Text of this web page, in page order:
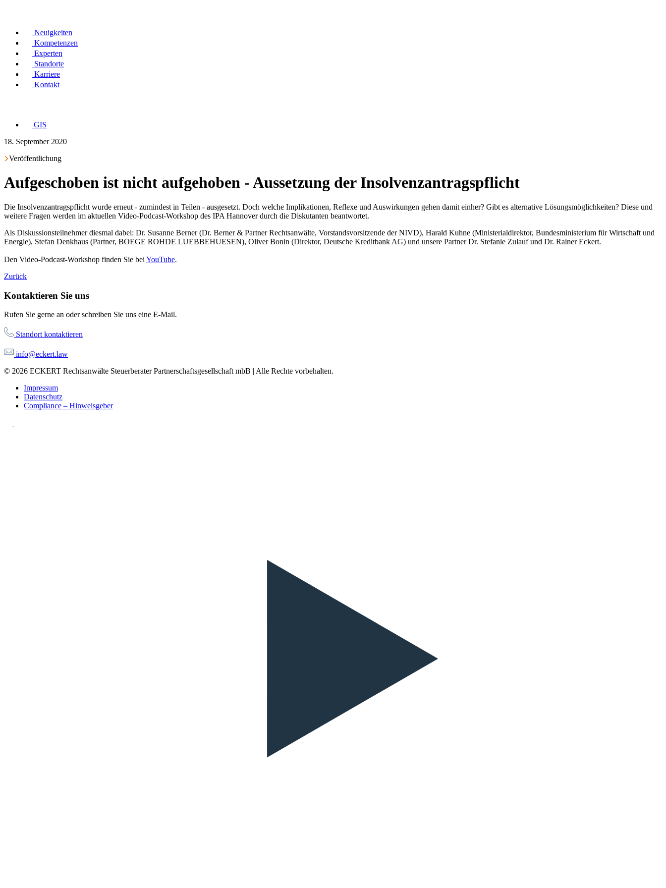
Neuigkeiten
Kompetenzen
Experten
Standorte
Karriere
Kontakt
GIS
18. September 2020
Veröffentlichung
Aufgeschoben ist nicht aufgehoben - Aussetzung der Insolvenzantragspflicht
Die Insolvenzantragspflicht wurde erneut - zumindest in Teilen - ausgesetzt. Doch welche Implikationen, Reflexe und Auswirkungen gehen damit einher? Gibt es alternative Lösungsmöglichkeiten? Diese und
weitere Fragen werden im aktuellen Video-Podcast-Workshop des IPA Hannover durch die Diskutanten beantwortet.
Als Diskussionsteilnehmer diesmal dabei: Dr. Susanne Berner (Dr. Berner & Partner Rechtsanwälte, Vorstandsvorsitzende der NIVD), Harald Kuhne (Ministerialdirektor, Bundesministerium für Wirtschaft und
Energie), Stefan Denkhaus (Partner, BOEGE ROHDE LUEBBEHUESEN), Oliver Bonin (Direktor, Deutsche Kreditbank AG) und unsere Partner Dr. Stefanie Zulauf und Dr. Rainer Eckert.
Den Video-Podcast-Workshop finden Sie bei YouTube.
Zurück
Kontaktieren Sie uns
Rufen Sie gerne an oder schreiben Sie uns eine E-Mail.
Standort kontaktieren
info@eckert.law
© 2026 ECKERT Rechtsanwälte Steuerberater Partnerschaftsgesellschaft mbB | Alle Rechte vorbehalten.
Impressum
Datenschutz
Compliance – Hinweisgeber